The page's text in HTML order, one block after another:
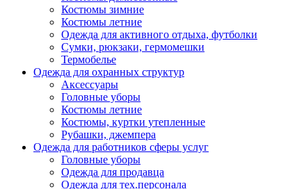
Костюмы зимние
Костюмы летние
Одежда для активного отдыха, футболки
Сумки, рюкзаки, гермомешки
Термобелье
Одежда для охранных структур
Аксессуары
Головные уборы
Костюмы летние
Костюмы, куртки утепленные
Рубашки, джемпера
Одежда для работников сферы услуг
Головные уборы
Одежда для продавца
Одежда для тех.персонала